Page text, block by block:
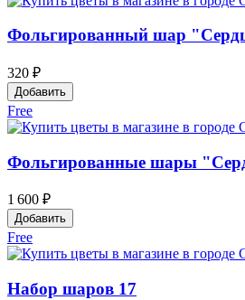
Фольгированный шар
320 ₽
Добавить
Free
Фольгированные шары
1 600 ₽
Добавить
Free
Набор шаров 17